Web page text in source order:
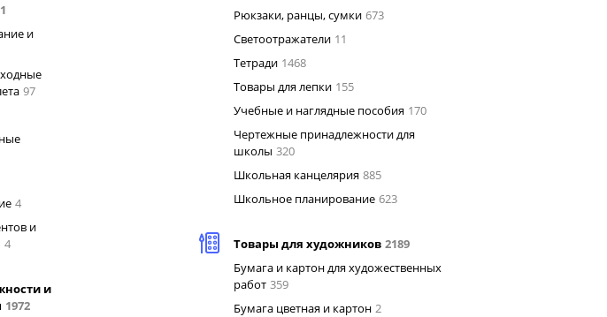
и
97
4
и
4
и
1972
Рюкзаки, ранцы, сумки 673
Светоотражатели 11
Тетради 1468
Товары для лепки 155
Учебные и наглядные пособия 170
Чертежные принадлежности для
школы 320
Школьная канцелярия 885
Школьное планирование 623
Товары для художников 2189
Бумага и картон для художественных
работ 359
Бумага цветная и картон 2